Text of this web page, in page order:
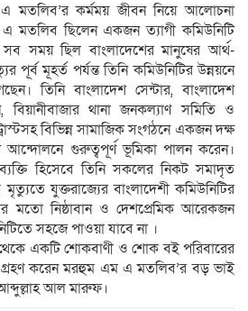
মতলিব’র কর্মময় জীবন নিয়ে আলোচনা
মতলিব ছিলেন একজন ত্যাগী কমিউনিটি
সব সময় ছিল বাংলাদেশের মানুষের আর্থ-
পূর্ব মূহর্ত পর্যন্ত তিনি কমিউনিটির উন্নয়নে
তিনি বাংলাদেশ সেন্টার, বাংলাদেশ
থানা জনকল্যাণ সমিতি ও
বিভিন্ন সামাজিক সংগঠনে একজন দক্ষ
আন্দোলনে গুরুত্বপূর্ণ ভূমিকা পালন করেন।
হিসেবে তিনি সকলের নিকট সমাদৃত
যুক্তরাজ্যের বাংলাদেশী কমিউনিটির
মতো নিষ্ঠাবান ও দেশপ্রেমিক আরেকজন
সহজে পাওয়া যাবে না ।
একটি শোকবাণী ও শোক বই পরিবারের
গ্রহণ করেন মরহুম এম এ মতলিব’র বড় ভাই
আল মারুফ।